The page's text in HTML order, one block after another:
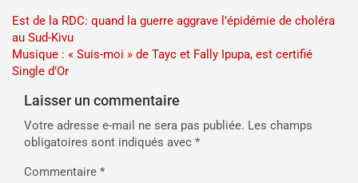
Navigation
de
l’article
Est de la RDC: quand la guerre aggrave l’épidémie de choléra
au Sud-Kivu
Musique : « Suis-moi » de Tayc et Fally Ipupa, est certifié
Single d’Or
Laisser un commentaire
Votre adresse e-mail ne sera pas publiée. Les champs
obligatoires sont indiqués avec *
Commentaire *